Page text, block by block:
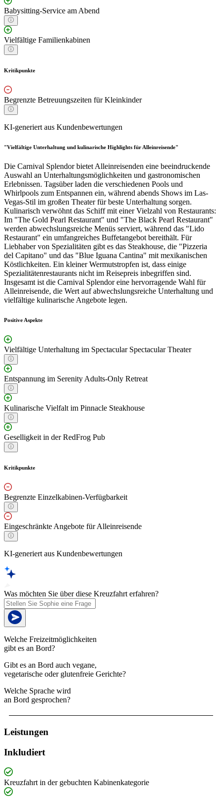
Babysitting-Service am Abend
Vielfältige Familienkabinen
Kritikpunkte
Begrenzte Betreuungszeiten für Kleinkinder
KI-generiert aus Kundenbewertungen
"Vielfältige Unterhaltung und kulinarische Highlights für Alleinreisende"
Die Carnival Splendor bietet Alleinreisenden eine beeindruckende
Auswahl an Unterhaltungsmöglichkeiten und gastronomischen
Erlebnissen. Tagsüber laden die verschiedenen Pools und
Whirlpools zum Entspannen ein, während abends Shows im Las-
Vegas-Stil im großen Theater für beste Unterhaltung sorgen.
Kulinarisch verwöhnt das Schiff mit einer Vielzahl von Restaurants:
Im "The Gold Pearl Restaurant" und "The Black Pearl Restaurant"
werden abwechslungsreiche Menüs serviert, während das "Lido
Restaurant" ein umfangreiches Buffetangebot bereithält. Für
Liebhaber von Spezialitäten gibt es das Steakhouse, die "Pizzeria
del Capitano" und das "Blue Iguana Cantina" mit mexikanischen
Köstlichkeiten. Ein kleiner Wermutstropfen ist, dass einige
Spezialitätenrestaurants nicht im Reisepreis inbegriffen sind.
Insgesamt ist die Carnival Splendor eine hervorragende Wahl für
Alleinreisende, die Wert auf abwechslungsreiche Unterhaltung und
vielfältige kulinarische Angebote legen.
Positive Aspekte
Vielfältige Unterhaltung im Spectacular Spectacular Theater
Entspannung im Serenity Adults-Only Retreat
Kulinarische Vielfalt im Pinnacle Steakhouse
Geselligkeit in der RedFrog Pub
Kritikpunkte
Begrenzte Einzelkabinen-Verfügbarkeit
Eingeschränkte Angebote für Alleinreisende
KI-generiert aus Kundenbewertungen
Was möchten Sie über diese Kreuzfahrt erfahren?
Welche Freizeitmöglichkeiten
gibt es an Bord?
Gibt es an Bord auch vegane,
vegetarische oder glutenfreie Gerichte?
Welche Sprache wird
an Bord gesprochen?
Leistungen
Inkludiert
Kreuzfahrt in der gebuchten Kabinenkategorie